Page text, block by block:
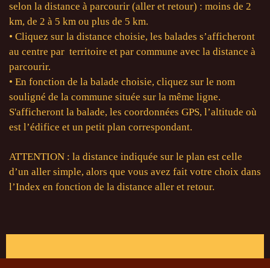
selon la distance à parcourir (aller et retour) : moins de 2
km, de 2 à 5 km ou plus de 5 km.
• Cliquez sur la distance choisie, les balades s’afficheront
au centre par territoire et par commune avec la distance à
parcourir.
• En fonction de la balade choisie, cliquez sur le nom
souligné de la commune située sur la même ligne.
S'afficheront la balade, les coordonnées GPS, l’altitude où
est l’édifice et un petit plan correspondant.
ATTENTION : la distance indiquée sur le plan est celle
d’un aller simple, alors que vous avez fait votre choix dans
l’Index en fonction de la distance aller et retour.